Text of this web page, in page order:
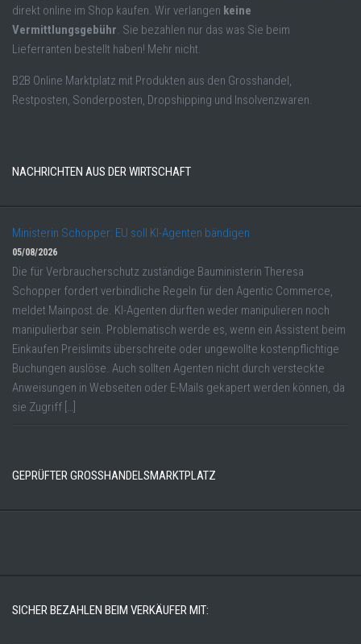
direkt online im Shop kaufen. Wir verlangen keine
Vermittlungsgebühr. Sie bezahlen nur das was Sie beim
Lieferranten bestellt haben! Mehr nicht.
B2B Online Marktplatz mit Produkten aus den Grosshandel,
Restposten, Sonderposten, Dropshipping und Insolvenzwaren.
NACHRICHTEN AUS DER WIRTSCHAFT
Ministerin Schopper: EU soll KI-Agenten bändigen
05/08/2026
Die für Verbraucherschutz zuständige Bauministerin Theresa
Schopper fordert verbindliche Regeln für den Agentic Commerce,
meldet Mainpost.de. KI-Agenten dürften weder manipulieren noch
manipulierbar sein. Problematisch werde es, wenn ein Assistent beim
Einkaufen Preislimits überschreite oder ungewollte kostenpflichtige
Buchungen auslöse. Auch sollten Agenten nicht durch versteckte
Anweisungen in Webseiten oder E-Mails gekapert werden können, da
sie Zugriff […]
GEPRÜFTER GROSSHANDELSMARKTPLATZ
SICHER BEZAHLEN BEIM VERKÄUFER MIT: